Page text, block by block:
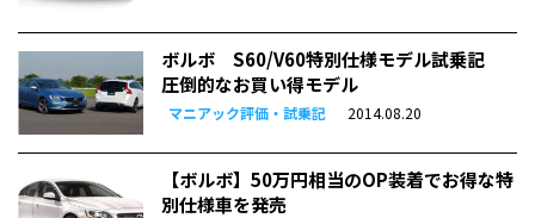
ボルボ S60/V60特別仕様モデル試乗記
圧倒的なお買い得モデル
マニアック評価・試乗記 2014.08.20
【ボルボ】50万円相当のOP装着でお得な特
別仕様車を発売